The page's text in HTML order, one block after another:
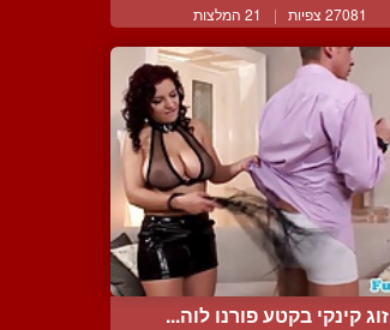
27081 צפיות | 21 המלצות
זוג קינקי בקטע פורנו לוה...